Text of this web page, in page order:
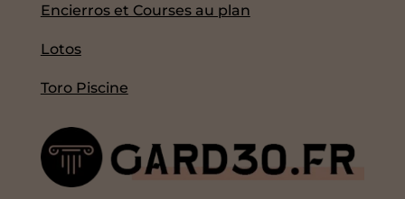
Encierros et Courses au plan
Lotos
Toro Piscine